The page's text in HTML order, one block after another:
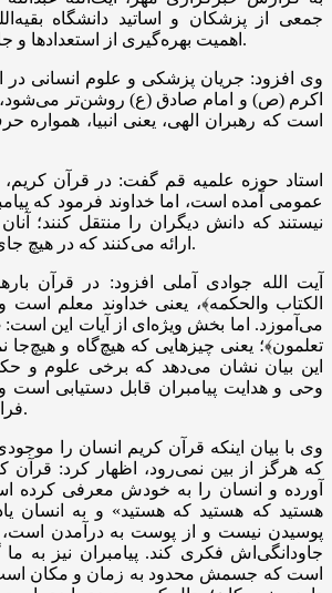
جمعی از پزشکان و اساتید دانشگاه
اهمیت بهره‌گیری از استعدادها و جاودانگی روح تاکید کرد.
وی افزود: جریان پزشکی و علوم انسانی در
اکرم (ص) و امام صادق (ع) روشن‌تر می‌شود،
است که رهبران الهی، یعنی انبیا، همواره
استاد حوزه علمیه قم گفت: در قرآن
عمومی آمده است، اما خداوند فرمود که
نیستند که دانش دیگران را منتقل کنند؛
ارائه می‌کنند که در هیچ جای جهان یافت نمی‌شود.
آیت الله جوادی آملی افزود: در قرآن
الکتاب والحکمه﴾، یعنی خداوند معلم است
می‌آموزد. اما بخش ویژه‌ای از آیات این است:
تعلمون﴾؛ یعنی چیزهایی که هیچ‌گاه و هیچ‌جا
این بیان نشان می‌دهد که برخی علوم و
وحی و هدایت پیامبران قابل دستیابی است
فراگیری آن‌ها وجود ندارد.
وی با بیان اینکه قرآن کریم انسان را
که هرگز از بین نمی‌رود، اظهار کرد: قرآن
آورده و انسان را به خودش معرفی کرده
هستید که هستید که هستید» و به انسان
پوسیدن نیست و از پوست به درآمدن است،
جاودانگی‌اش فکری کند. پیامبران نیز به
است که جسمش محدود به زمان و مکان